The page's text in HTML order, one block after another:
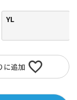
YL
に追加